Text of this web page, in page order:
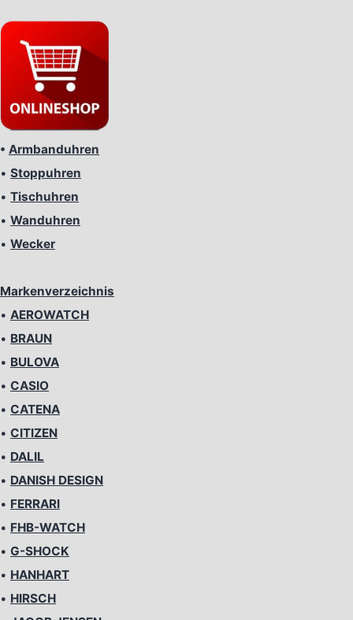
• Armbanduhren
• Stoppuhren
• Tischuhren
• Wanduhren
• Wecker
Markenverzeichnis
• AEROWATCH
• BRAUN
• BULOVA
• CASIO
• CATENA
• CITIZEN
• DALIL
• DANISH DESIGN
• FERRARI
• FHB-WATCH
• G-SHOCK
• HANHART
• HIRSCH